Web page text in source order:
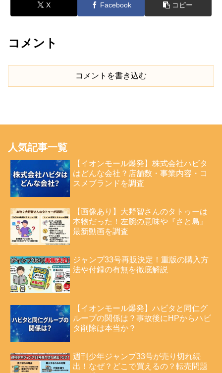
X Facebook コピー
コメント
コメントを書き込む
人気記事一覧
【イオンモール爆発】株式会社ハビタ
はどんな会社？店舗数・事業内容・コ
スメブランドを調査
【画像あり】大野智さんのタトゥーは
本物だった！左腕の意味や『さと島』
最新動画を調査
ジャンプ33号再販決定！重版の購入方
法や付録の有無を徹底解説
【イオンモール爆発】ハビタと同仁グ
ループの関係は？事故後にHPからハビ
タ削除は本当か？
週刊少年ジャンプ33号が売り切れ続
出！なぜ？どこで買えるの？転売問題